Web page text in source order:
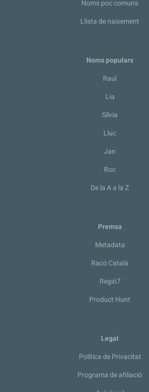
Noms poc comuns
Llista de naixement
Noms populars
Raul
Lia
Sílvia
Lluc
Jan
Roc
De la A a la Z
Premsa
Metadata
Racó Català
Regió7
Product Hunt
Legal
Política de Privacitat
Programa de afiliació